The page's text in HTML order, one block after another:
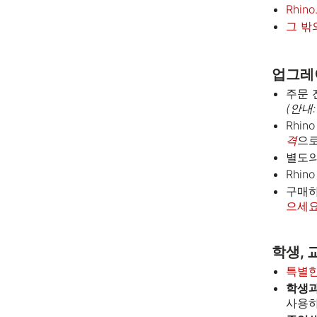
그 밖
업그
주문
(안
격으
별도
구매
으세
학생,
특별
학생
사용